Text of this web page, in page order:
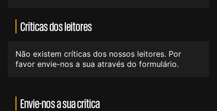
Críticas dos leitores
Não existem críticas dos nossos leitores. Por
favor envie-nos a sua através do formulário.
Envie-nos a sua crítica